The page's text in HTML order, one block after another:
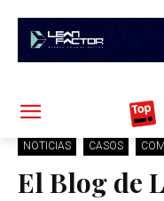
NOTICIAS CASOS
El Blog de